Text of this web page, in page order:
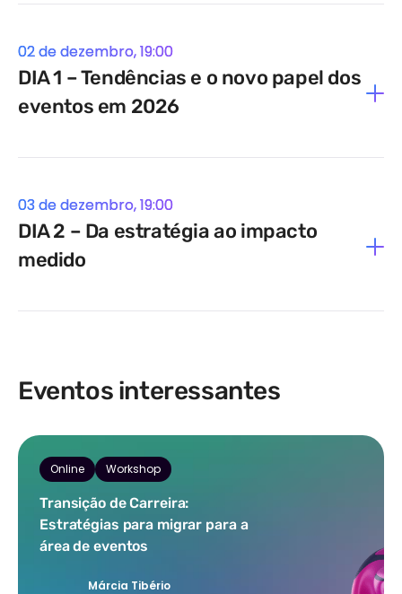
02 de dezembro, 19:00
DIA 1 – Tendências e o novo papel dos
eventos em 2026
03 de dezembro, 19:00
DIA 2 – Da estratégia ao impacto
medido
Eventos interessantes
Online Workshop
Transição de Carreira:
Estratégias para migrar para a
área de eventos
Márcia Tibério